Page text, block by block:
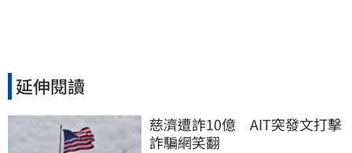
延伸閱讀
慈濟遭詐10億　AIT突發文打擊
詐騙網笑翻